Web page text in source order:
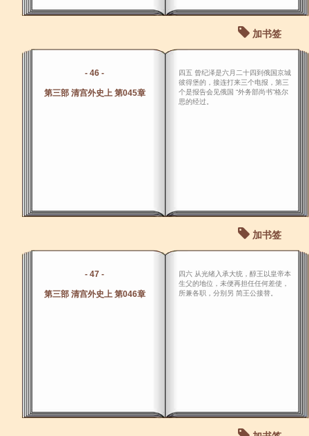
加书签
- 46 -
第三部 清宫外史上 第045章
四五 曾纪泽是六月二十四到俄国京城
彼得堡的，接连打来三个电报，第三
个是报告会见俄国 “外务部尚书”格尔
思的经过。
加书签
- 47 -
第三部 清宫外史上 第046章
四六 从光绪入承大统，醇王以皇帝本
生父的地位，未便再担任任何差使，
所兼各职，分别另 简王公接替。